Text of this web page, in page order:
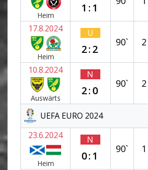
Heim
1:1
17.8.2024
Heim
U
2:2
90` 2
10.8.2024
Auswärts
N
2:0
90` 2
UEFA EURO 2024
23.6.2024
Heim
N
0:1
90` 1